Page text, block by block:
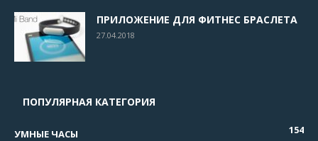
ПРИЛОЖЕНИЕ ДЛЯ ФИТНЕС БРАСЛЕТА
27.04.2018
ПОПУЛЯРНАЯ КАТЕГОРИЯ
УМНЫЕ ЧАСЫ
154